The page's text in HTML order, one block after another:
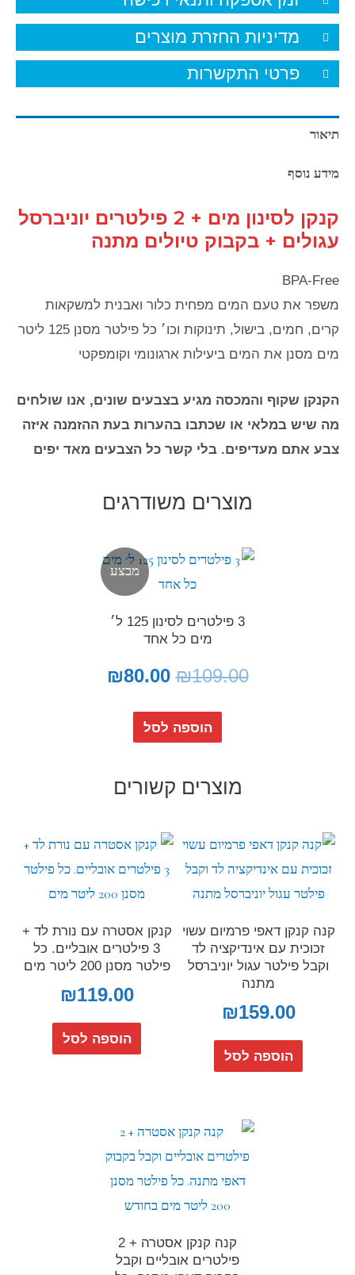
מדיניות החזרת מוצרים
פרטי התקשרות
תיאור
מידע נוסף
קנקן לסינון מים + 2 פילטרים יוניברסל
עגולים + בקבוק טיולים מתנה
BPA-Free
משפר את טעם המים מפחית כלור ואבנית למשקאות
קרים, חמים, בישול, תינוקות וכו׳ כל פילטר מסנן 125 ליטר
מים מסנן את המים ביעילות ארגונומי וקומפקטי
הקנקן שקוף והמכסה מגיע בצבעים שונים, אנו שולחים
מה שיש במלאי או שכתבו בהערות בעת ההזמנה איזה
צבע אתם מעדיפים. בלי קשר כל הצבעים מאד יפים
מוצרים משודרגים
מבצע
3 פילטרים לסינון 125 ל׳
מים כל אחד
₪109.00
₪80.00
הוספה לסל
מוצרים קשורים
קנה קנקן דאפי פרמיום עשוי
זכוכית עם אינדיקציה לד
וקבל פילטר עגול יוניברסל
מתנה
₪159.00
הוספה לסל
קנקן אסטרה עם נורת לד +
3 פילטרים אובליים. כל
פילטר מסנן 200 ליטר מים
₪119.00
הוספה לסל
קנה קנקן אסטרה + 2
פילטרים אובליים וקבל